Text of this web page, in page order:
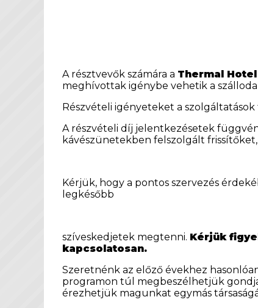
A résztvevők számára a Thermal
meghívottak igénybe vehetik a
Részvételi igényeteket a
A részvételi díj jelentkezésetek
kávészünetekben felszolgált frissítőket,
Kérjük, hogy a pontos szervezés
legkésőbb
szíveskedjetek megtenni. Kérjük
kapcsolatosan.
Szeretnénk az előző évekhez
programon túl megbeszélhetjük
érezhetjük magunkat egymás